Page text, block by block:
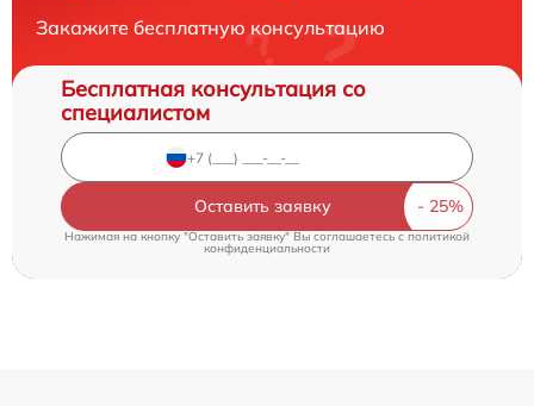
Закажите бесплатную консультацию
Бесплатная консультация со
специалистом
Оставить заявку
Нажимая на кнопку "Оставить заявку" Вы соглашаетесь c политикой
конфиденциальности